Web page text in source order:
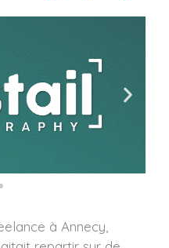
à Annecy,